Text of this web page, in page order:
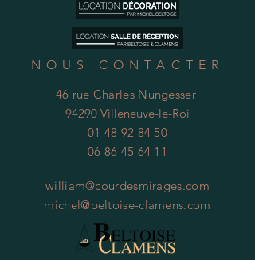
NOUS CONTACTER
46 rue Charles Nungesser
94290 Villeneuve-le-Roi
01 48 92 84 50
06 86 45 64 11
william@courdesmirages.com
michel@beltoise-clamens.com